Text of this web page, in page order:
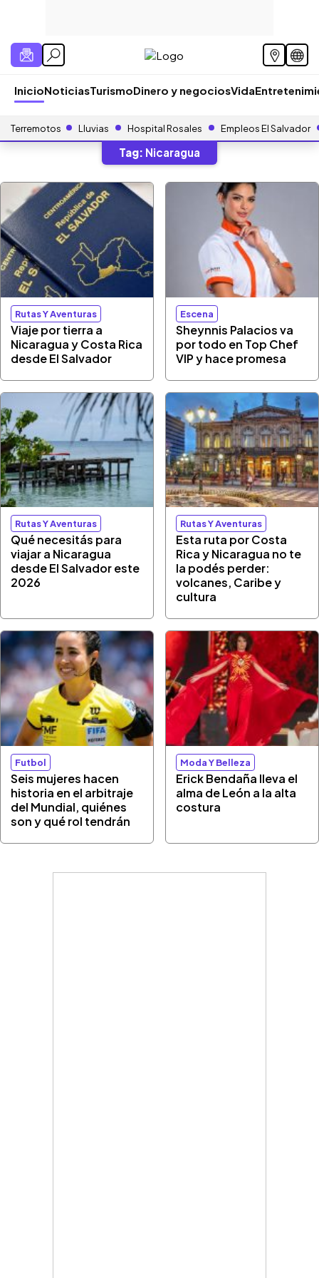
InicioNoticiasTurismoDinero y negociosVida
Terremotos Lluvias Hospital Rosales Empleos El Salvador
Tag: Nicaragua
Rutas Y Aventuras
Viaje por tierra a
Nicaragua y Costa Rica
desde El Salvador
Escena
Sheynnis Palacios va
por todo en Top Chef
VIP y hace promesa
Rutas Y Aventuras
Qué necesitás para
viajar a Nicaragua
desde El Salvador este
2026
Rutas Y Aventuras
Esta ruta por Costa
Rica y Nicaragua no te
la podés perder:
volcanes, Caribe y
cultura
Futbol
Seis mujeres hacen
historia en el arbitraje
del Mundial, quiénes
son y qué rol tendrán
Moda Y Belleza
Erick Bendaña lleva el
alma de León a la alta
costura